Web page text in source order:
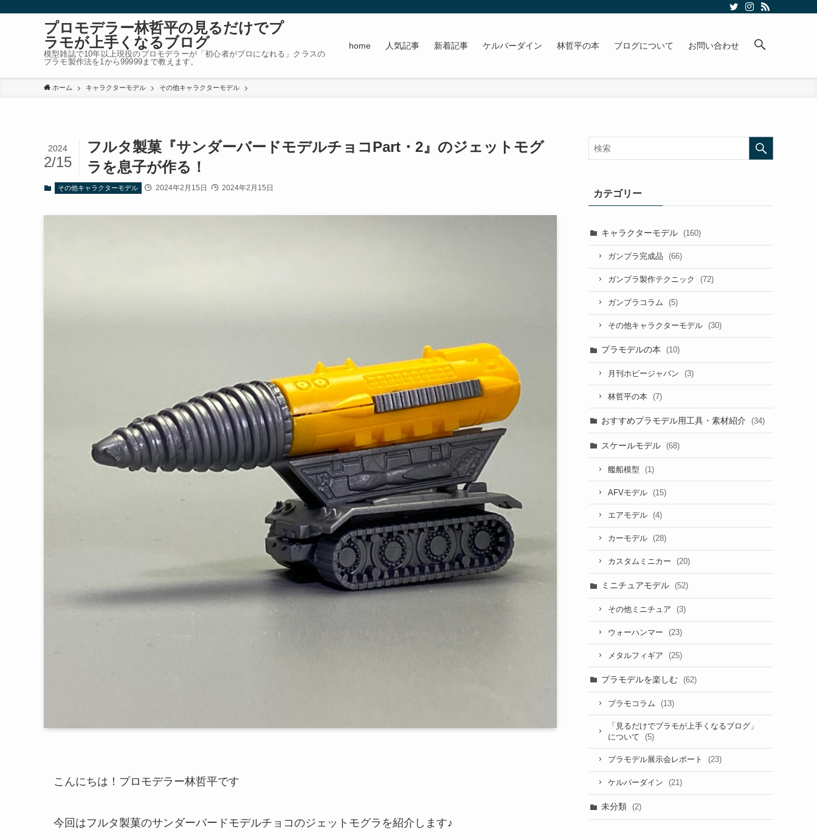
プロモデラー林哲平の見るだけでプ
ラモが上手くなるブログ
模型雑誌で10年以上現役のプロモデラーが「初心者がプロになれる」クラスの
プラモ製作法を1から99999まで教えます。
home 人気記事 新着記事 ケルバーダイン 林哲平の本 ブログについて お問い合わせ
ホーム キャラクターモデル その他キャラクターモデル
フルタ製菓『サンダーバードモデルチョコPart・2』のジェットモグ
ラを息子が作る！
2024
2/15
その他キャラクターモデル 2024年2月15日 2024年2月15日
こんにちは！プロモデラー林哲平です
今回はフルタ製菓のサンダーバードモデルチョコのジェットモグラを紹介します♪
カテゴリー
キャラクターモデル (160)
ガンプラ完成品 (66)
ガンプラ製作テクニック (72)
ガンプラコラム (5)
その他キャラクターモデル (30)
プラモデルの本 (10)
月刊ホビージャパン (3)
林哲平の本 (7)
おすすめプラモデル用工具・素材紹介 (34)
スケールモデル (68)
艦船模型 (1)
AFVモデル (15)
エアモデル (4)
カーモデル (28)
カスタムミニカー (20)
ミニチュアモデル (52)
その他ミニチュア (3)
ウォーハンマー (23)
メタルフィギア (25)
プラモデルを楽しむ (62)
プラモコラム (13)
「見るだけでプラモが上手くなるブログ」
について
(5)
プラモデル展示会レポート (23)
ケルバーダイン (21)
未分類 (2)